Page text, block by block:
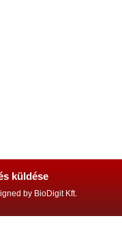
küldése
by BioDigit Kft.